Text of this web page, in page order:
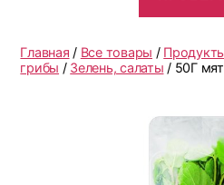
Главная / Все товары /
грибы / Зелень, салаты / 50Г